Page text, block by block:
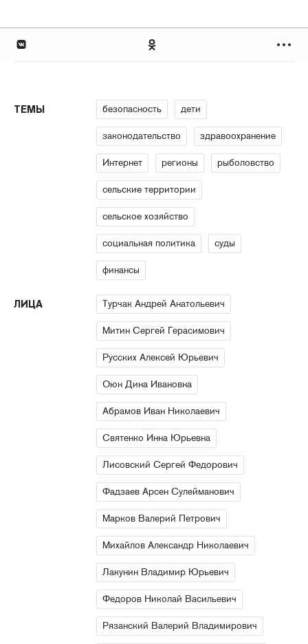
ТЕМЫ безопасность дети
законодательство здравоохранение
Интернет регионы рыболовство
сельские территории
сельское хозяйство
социальная политика суды
финансы
ЛИЦА Турчак Андрей Анатольевич
Митин Сергей Герасимович
Русских Алексей Юрьевич
Оюн Дина Ивановна
Абрамов Иван Николаевич
Святенко Инна Юрьевна
Лисовский Сергей Федорович
Фадзаев Арсен Сулейманович
Марков Валерий Петрович
Михайлов Александр Николаевич
Лакунин Владимир Юрьевич
Федоров Николай Васильевич
Рязанский Валерий Владимирович